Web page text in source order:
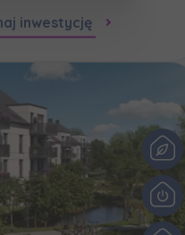
inwestycję Регламент